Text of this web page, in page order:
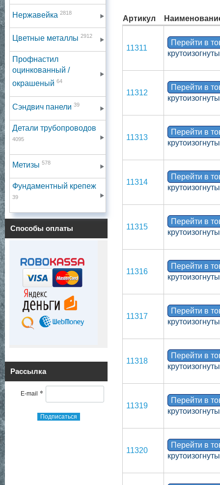
Нержавейка 2818
Цветные металлы 2912
Профнастил
оцинкованный /
окрашеный 64
Сэндвич панели 39
Детали трубопроводов
4095
Метизы 578
Фундаментный крепеж
39
Способы оплаты
Рассылка
E-mail *
Подписаться
Артикул
11311
Перейти в
11312
Перейти в
11313
Перейти в
11314
Перейти в
11315
Перейти в
11316
Перейти в
11317
Перейти в
11318
Перейти в
11319
Перейти в
11320
Перейти в